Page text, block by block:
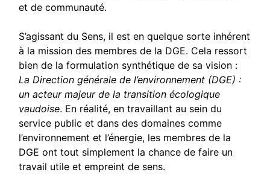
et de communauté.
S’agissant du Sens, il est en quelque sorte inhérent
à la mission des membres de la DGE. Cela ressort
bien de la formulation synthétique de sa vision :
La Direction générale de l’environnement (DGE) :
un acteur majeur de la transition écologique
vaudoise. En réalité, en travaillant au sein du
service public et dans des domaines comme
l’environnement et l’énergie, les membres de la
DGE ont tout simplement la chance de faire un
travail utile et empreint de sens.